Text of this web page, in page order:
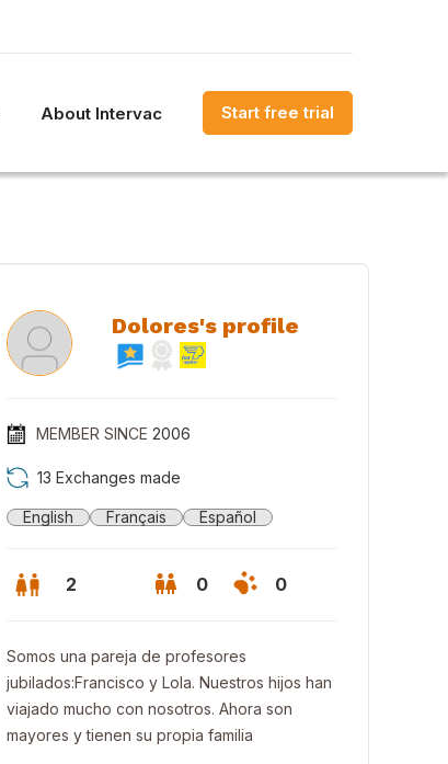
About Intervac Start free trial
Dolores's profile
MEMBER SINCE 2006
13 Exchanges made
English Français Español
2 0 0
Somos una pareja de profesores
jubilados:Francisco y Lola. Nuestros hijos han
viajado mucho con nosotros. Ahora son
mayores y tienen su propia familia